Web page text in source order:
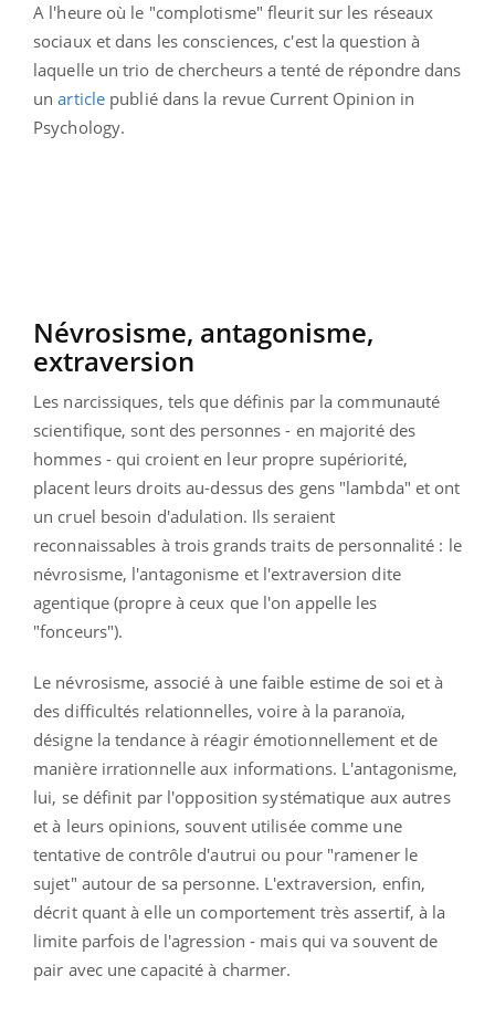
A l'heure où le "complotisme" fleurit sur les réseaux
sociaux et dans les consciences, c'est la question à
laquelle un trio de chercheurs a tenté de répondre dans
unarticle publié dans la revue Current Opinion in
Psychology.
Névrosisme, antagonisme,
extraversion
Les narcissiques, tels que définis par la communauté
scientifique, sont des personnes - en majorité des
hommes - qui croient en leur propre supériorité,
placent leurs droits au-dessus des gens "lambda" et ont
un cruel besoin d'adulation. Ils seraient
reconnaissables à trois grands traits de personnalité : le
névrosisme, l'antagonisme et l'extraversion dite
agentique (propre à ceux que l'on appelle les
"fonceurs").
Le névrosisme, associé à une faible estime de soi et à
des difficultés relationnelles, voire à la paranoïa,
désigne la tendance à réagir émotionnellement et de
manière irrationnelle aux informations. L'antagonisme,
lui, se définit par l'opposition systématique aux autres
et à leurs opinions, souvent utilisée comme une
tentative de contrôle d'autrui ou pour "ramener le
sujet" autour de sa personne. L'extraversion, enfin,
décrit quant à elle un comportement très assertif, à la
limite parfois de l'agression - mais qui va souvent de
pair avec une capacité à charmer.